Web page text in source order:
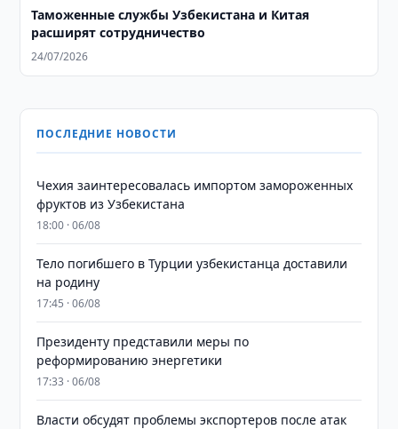
Таможенные службы Узбекистана и Китая
расширят сотрудничество
24/07/2026
ПОСЛЕДНИЕ НОВОСТИ
Чехия заинтересовалась импортом замороженных
фруктов из Узбекистана
18:00 · 06/08
Тело погибшего в Турции узбекистанца доставили
на родину
17:45 · 06/08
Президенту представили меры по
реформированию энергетики
17:33 · 06/08
Власти обсудят проблемы экспортеров после атак